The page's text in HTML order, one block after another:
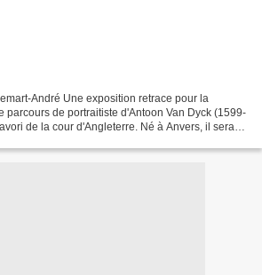
André Une exposition retrace pour la
parcours de portraitiste d'Antoon Van Dyck (1599-
de la cour d'Angleterre. Né à Anvers, il sera